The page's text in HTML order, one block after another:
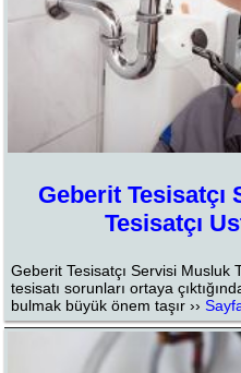
Geberit
Tesisatçı
Geberit Tesisatçı Servisi Musluk
tesisatı sorunları ortaya
bulmak büyük önem taşır ››